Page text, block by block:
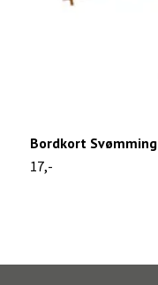
Bordkort Svømming
17,-